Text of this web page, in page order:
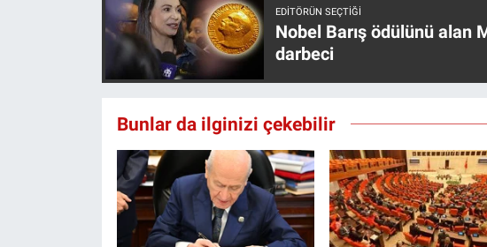
EDITÖRÜN SEÇTIĞI
Nobel Barış ödülünü alan
darbeci
Bunlar da ilginizi çekebilir